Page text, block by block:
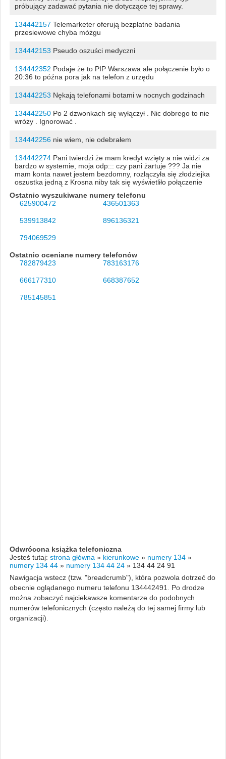
próbujący zadawać pytania nie dotyczące tej sprawy.
134442157 Telemarketer oferują bezpłatne badania
przesiewowe chyba móżgu
134442153 Pseudo oszuści medyczni
134442352 Podaje że to PIP Warszawa ale połączenie było o
20:36 to późna pora jak na telefon z urzędu
134442253 Nękają telefonami botami w nocnych godzinach
134442250Po 2 dzwonkach się wyłączył . Nic dobrego to nie
wróży . Ignorować .
134442256nie wiem, nie odebrałem
134442274Pani twierdzi że mam kredyt wzięty a nie widzi za
bardzo w systemie, moja odp::: czy pani żartuje ??? Ja nie
mam konta nawet jestem bezdomny, rozłączyła się złodziejka
oszustka jedną z Krosna niby tak się wyświetliło połączenie
Ostatnio wyszukiwane numery telefonu
625900472
436501363
539913842 896136321
794069529
Ostatnio oceniane numery telefonów
782879423
783163176
666177310 668387652
785145851
Odwrócona książka telefoniczna
Jesteś tutaj: strona główna » kierunkowe » numery 134 »
numery 134 44 » numery 134 44 24 » 134 44 24 91
Nawigacja wstecz (tzw. "breadcrumb"), która pozwola dotrzeć do
obecnie oglądanego numeru telefonu 134442491. Po drodze
można zobaczyć najciekawsze komentarze do podobnych
numerów telefonicznych (często należą do tej samej firmy lub
organizacji).